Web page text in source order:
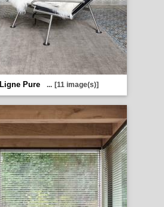
Ligne Pure ... [11 image(s)]